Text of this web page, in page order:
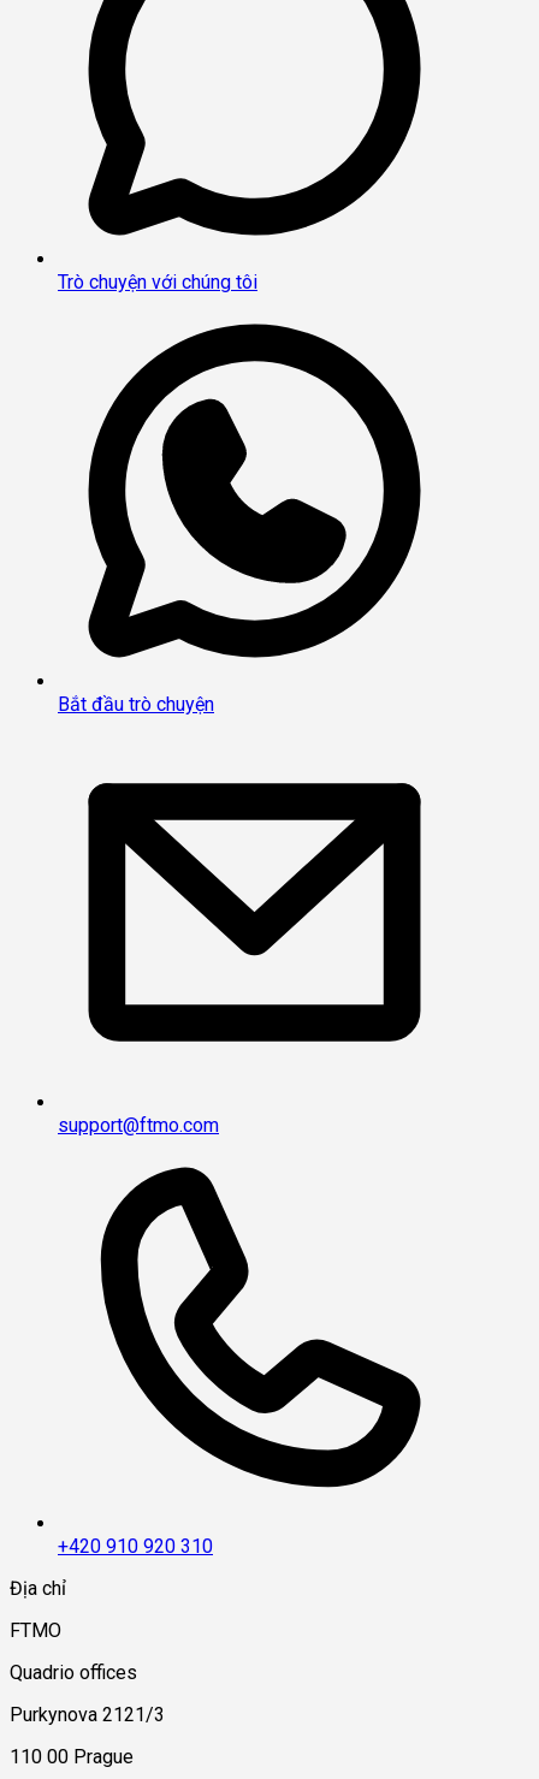
Trò chuyện với chúng tôi
Bắt đầu trò chuyện
support@ftmo.com
+420 910 920 310
Địa chỉ
FTMO
Quadrio offices
Purkynova 2121/3
110 00 Prague